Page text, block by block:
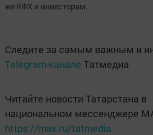
же КФХ и инвесторам.
Следите за самым важным и
Telegram-канале Татмедиа
Читайте новости Татарстана в
национальном мессенджере
https://max.ru/tatmedia